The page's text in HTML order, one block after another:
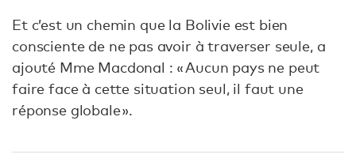
Et c’est un chemin que la Bolivie est bien
consciente de ne pas avoir à traverser seule, a
ajouté Mme Macdonal : « Aucun pays ne peut
faire face à cette situation seul, il faut une
réponse globale ».